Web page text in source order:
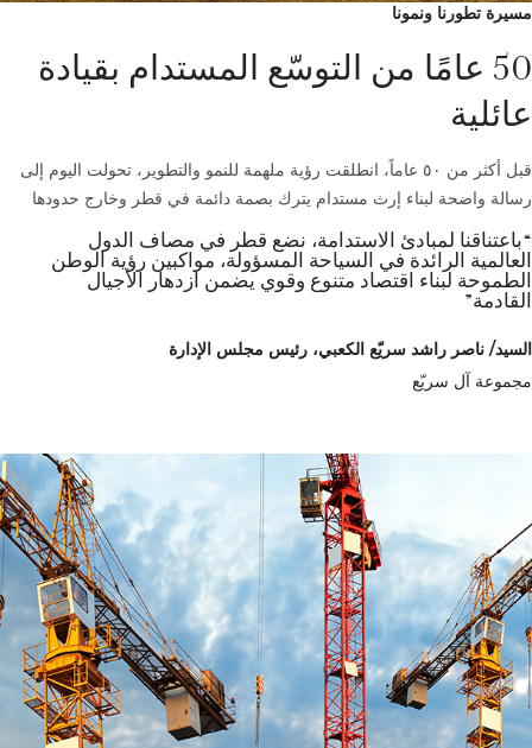
مسيرة تطورنا ونمونا
50 عامًا من التوسّع المستدام بقيادة
عائلية
قبل أكثر من ٥٠ عاماً، انطلقت رؤية ملهمة للنمو والتطوير، تحولت اليوم إلى
رسالة واضحة لبناء إرث مستدام يترك بصمة دائمة في قطر وخارج حدودها
“باعتناقنا لمبادئ الاستدامة، نضع قطر في مصاف الدول
العالمية الرائدة في السياحة المسؤولة، مواكبين رؤية الوطن
الطموحة لبناء اقتصاد متنوع وقوي يضمن ازدهار الأجيال
القادمة”
السيد/ ناصر راشد سريّع الكعبي، رئيس مجلس الإدارة
مجموعة آل سريّع